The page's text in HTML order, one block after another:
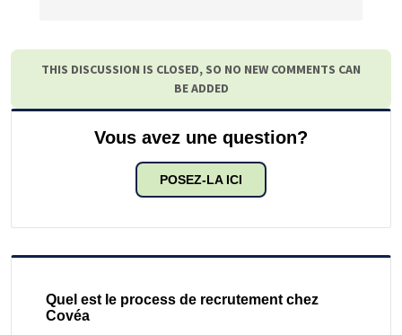
THIS DISCUSSION IS CLOSED, SO NO NEW COMMENTS CAN
BE ADDED
Vous avez une question?
POSEZ-LA ICI
Quel est le process de recrutement chez
Covéa